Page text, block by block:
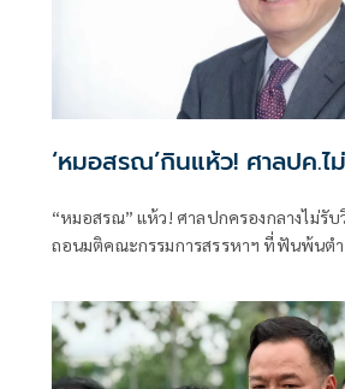
‘หมอสรณ’กินแห้ว! ศาลปค.
“หมอสรณ” แห้ว! ศาลปกครองกลางไม่รั
ถอนมติคณะกรรมการสรรหาฯ ที่ฟันพ้นตำ